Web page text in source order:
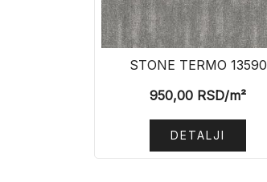
STONE TERMO 13590
950,00 RSD/m²
DETALJI